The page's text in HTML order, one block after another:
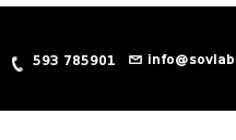
593 785901